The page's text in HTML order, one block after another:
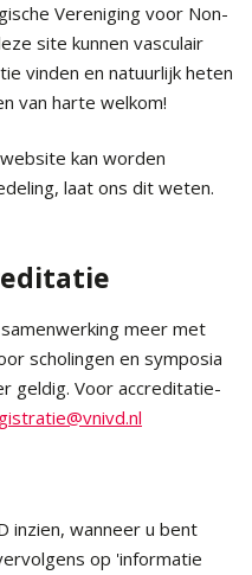
Vereniging voor Non-
site kunnen vasculair
vinden en natuurlijk heten
van harte welkom!
kan worden
laat ons dit weten.
meer met
scholingen en symposia
geldig. Voor accreditatie-
inzien, wanneer u bent
op 'informatie